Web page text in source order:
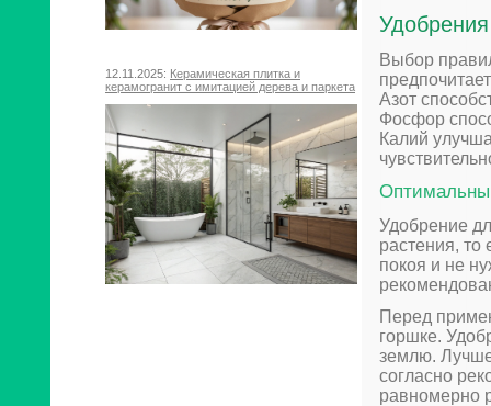
12.11.2025: Керамическая плитка и
керамогранит с имитацией дерева и паркета
Выбор
Азот
Фосфор
Калий
Удобрение
растения, то
покоя и не
Перед
горшке.
землю. Лучше
согласно
равномерно